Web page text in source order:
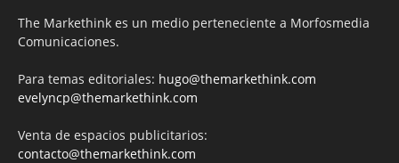
The Markethink es un medio perteneciente a Morfosmedia
Comunicaciones.
Para temas editoriales: hugo@themarkethink.com
evelyncp@themarkethink.com
Venta de espacios publicitarios:
contacto@themarkethink.com